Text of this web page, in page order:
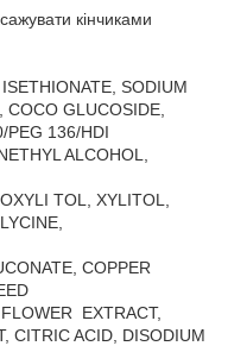
кінчиками
SODIUM
COCO GLUCOSIDE,
PEG 136/HDI
ALCOHOL,
TOL, XYLITOL,
COPPER
EXTRACT,
CITRIC ACID, DISODIUM